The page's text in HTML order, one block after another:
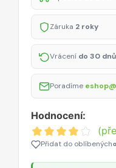
Záruka 2 roky
Vrácení do 30 dnů
Poradíme
Hodnocení:
Přidat do oblíbených